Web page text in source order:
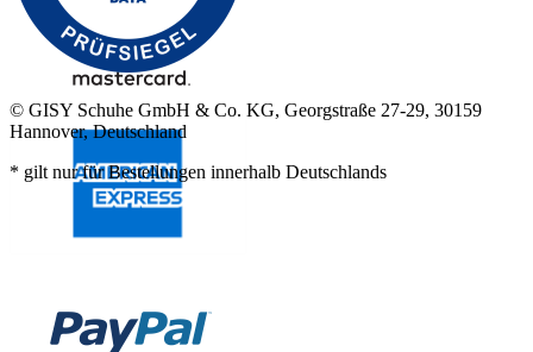
© GISY Schuhe GmbH & Co. KG, Georgstraße 27-29, 30159
Hannover, Deutschland
* gilt nur für Bestellungen innerhalb Deutschlands